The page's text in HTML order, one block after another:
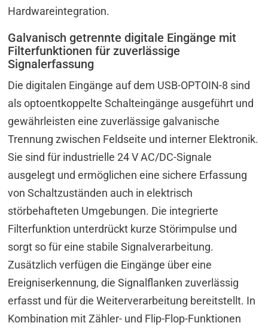
Hardwareintegration.
Galvanisch getrennte digitale Eingänge mit
Filterfunktionen für zuverlässige
Signalerfassung
Die digitalen Eingänge auf dem USB-OPTOIN-8 sind
als optoentkoppelte Schalteingänge ausgeführt und
gewährleisten eine zuverlässige galvanische
Trennung zwischen Feldseite und interner Elektronik.
Sie sind für industrielle 24 V AC/DC-Signale
ausgelegt und ermöglichen eine sichere Erfassung
von Schaltzuständen auch in elektrisch
störbehafteten Umgebungen. Die integrierte
Filterfunktion unterdrückt kurze Störimpulse und
sorgt so für eine stabile Signalverarbeitung.
Zusätzlich verfügen die Eingänge über eine
Ereigniserkennung, die Signalflanken zuverlässig
erfasst und für die Weiterverarbeitung bereitstellt. In
Kombination mit Zähler- und Flip-Flop-Funktionen